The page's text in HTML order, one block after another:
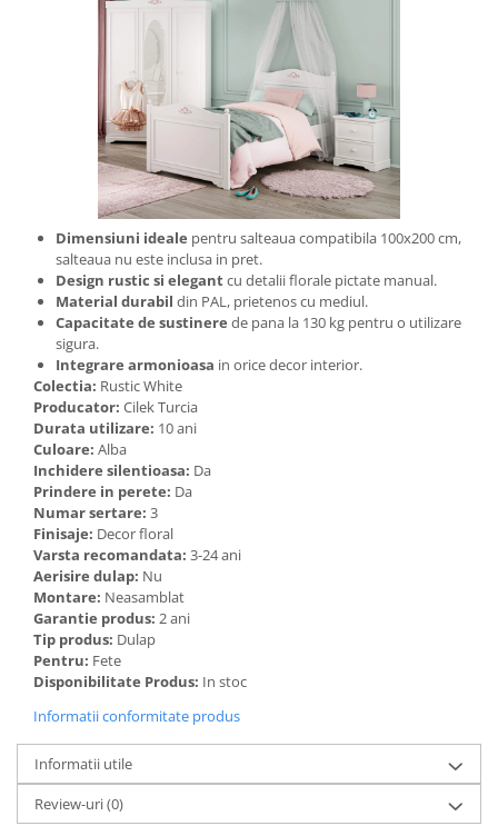
Dimensiuni ideale pentru salteaua compatibila 100x200 cm,
salteaua nu este inclusa in pret.
Design rustic si elegantcu detalii florale pictate manual.
Material durabil din PAL, prietenos cu mediul.
Capacitate de sustinere de pana la 130 kg pentru o utilizare
sigura.
Integrare armonioasa in orice decor interior.
Colectia: Rustic White
Producator: Cilek Turcia
Durata utilizare: 10 ani
Culoare: Alba
Inchidere silentioasa: Da
Prindere in perete: Da
Numar sertare: 3
Finisaje: Decor floral
Varsta recomandata: 3-24 ani
Aerisire dulap: Nu
Montare: Neasamblat
Garantie produs: 2 ani
Tip produs: Dulap
Pentru: Fete
Disponibilitate Produs: In stoc
Informatii conformitate produs
Informatii utile
Review-uri(0)